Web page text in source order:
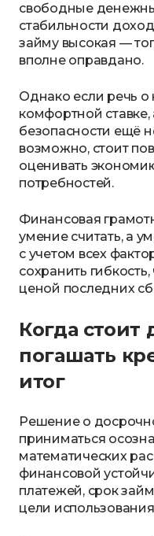
свободные
стабильности
займу высокая —
вполне оправдано.
Однако если речь о
комфортной
безопасности ещё
возможно, стоит
оценивать
потребностей.
Финансовая
умение считать, а
с учетом всех
сохранить
ценой последних
Когда стоит
погашать
итог
Решение о
приниматься
математических
финансовой
платежей, срок
цели